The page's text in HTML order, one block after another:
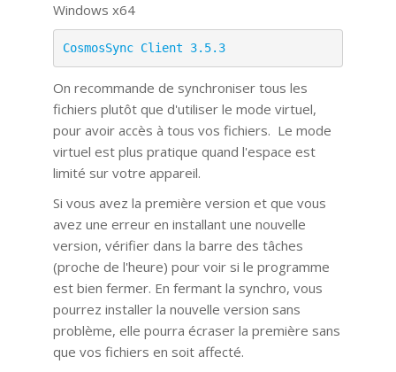
Windows x64
CosmosSync Client 3.5.3
On recommande de synchroniser tous les
fichiers plutôt que d'utiliser le mode virtuel,
pour avoir accès à tous vos fichiers. Le mode
virtuel est plus pratique quand l'espace est
limité sur votre appareil.
Si vous avez la première version et que vous
avez une erreur en installant une nouvelle
version, vérifier dans la barre des tâches
(proche de l'heure) pour voir si le programme
est bien fermer. En fermant la synchro, vous
pourrez installer la nouvelle version sans
problème, elle pourra écraser la première sans
que vos fichiers en soit affecté.